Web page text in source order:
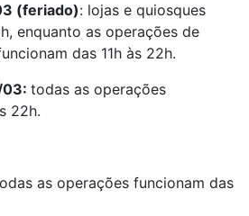
(feriado): lojas e quiosques
enquanto as operações de
das 11h às 22h.
03: todas as operações
22h.
as operações funcionam das